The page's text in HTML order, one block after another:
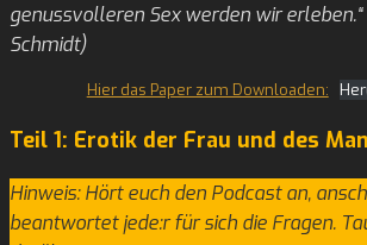
genussvolleren Sex werden wir
Schmidt)
Hier das Paper zum Downloaden:
Teil 1: Erotik der Frau und des
Hinweis: Hört euch den Podcast an,
beantwortet jede:r für sich die Fragen.